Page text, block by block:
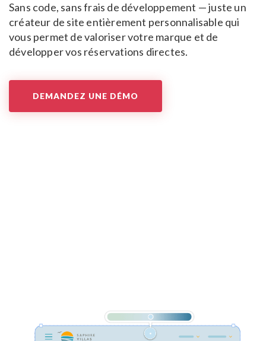
Sans code, sans frais de développement —juste un
créateur de site entièrement personnalisable qui
vous permet de valoriser votre marque et de
développer vos réservations directes.
DEMANDEZ UNE DÉMO